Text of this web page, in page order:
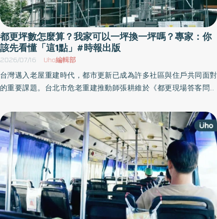
都更坪數怎麼算？我家可以一坪換一坪嗎？專家：你
該先看懂「這1點」#時報出版
2026/07/16 Uho編輯部
台灣邁入老屋重建時代，都市更新已成為許多社區與住戶共同面對
的重要課題。台北市危老重建推動師張耕維於《都更現場答客問》
對民眾最關心的「一坪換幾坪」、合建契約怎麼簽、鄰居不簽同意
書怎麼辦，以及權利分配等各種都更常見問題，提供詳盡的解答。
以下為原書摘文：